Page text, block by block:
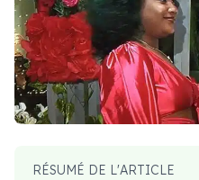
RÉSUMÉ DE L'ARTICLE